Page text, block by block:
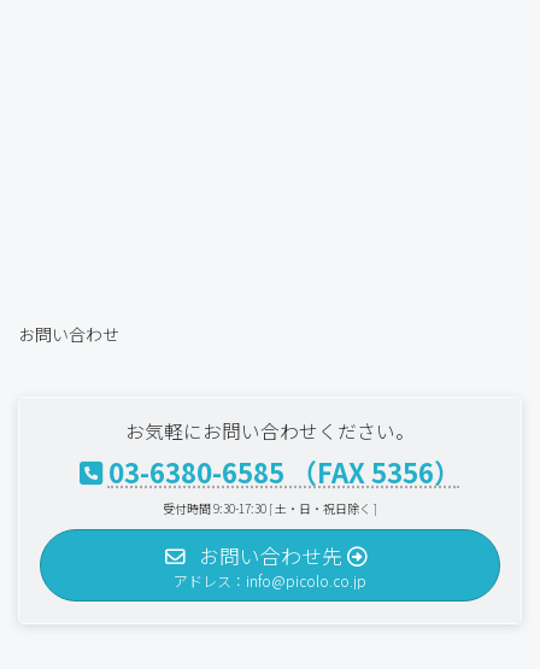
お問い合わせ
お気軽にお問い合わせください。
03-6380-6585 （FAX 5356）
受付時間 9:30-17:30 [ 土・日・祝日除く ]
お問い合わせ先
アドレス：info@picolo.co.jp